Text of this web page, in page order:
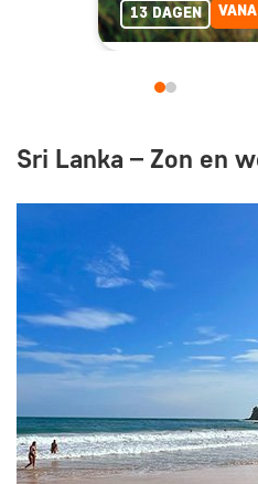
13 DAGEN
Sri Lanka – Zon en